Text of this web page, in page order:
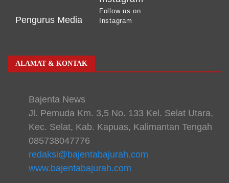
Pengurus Media
Follow us on
Instagram
ALAMAT & KONTAK
Bajenta News
Jl. Pemuda Km. 3,5 No. 133 Kel. Selat Utara,
Kec. Selat, Kab. Kapuas, Kalimantan Tengah
085738047776
redaksi@bajentabajurah.com
www.bajentabajurah.com